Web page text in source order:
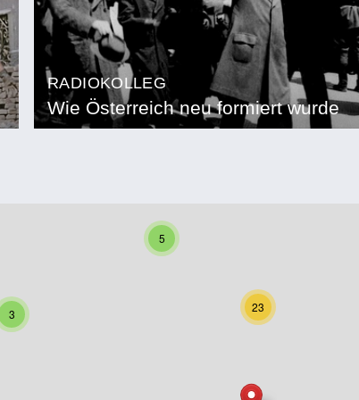
RADIOKOLLEG
Wie Österreich neu formiert wurde
5
23
3